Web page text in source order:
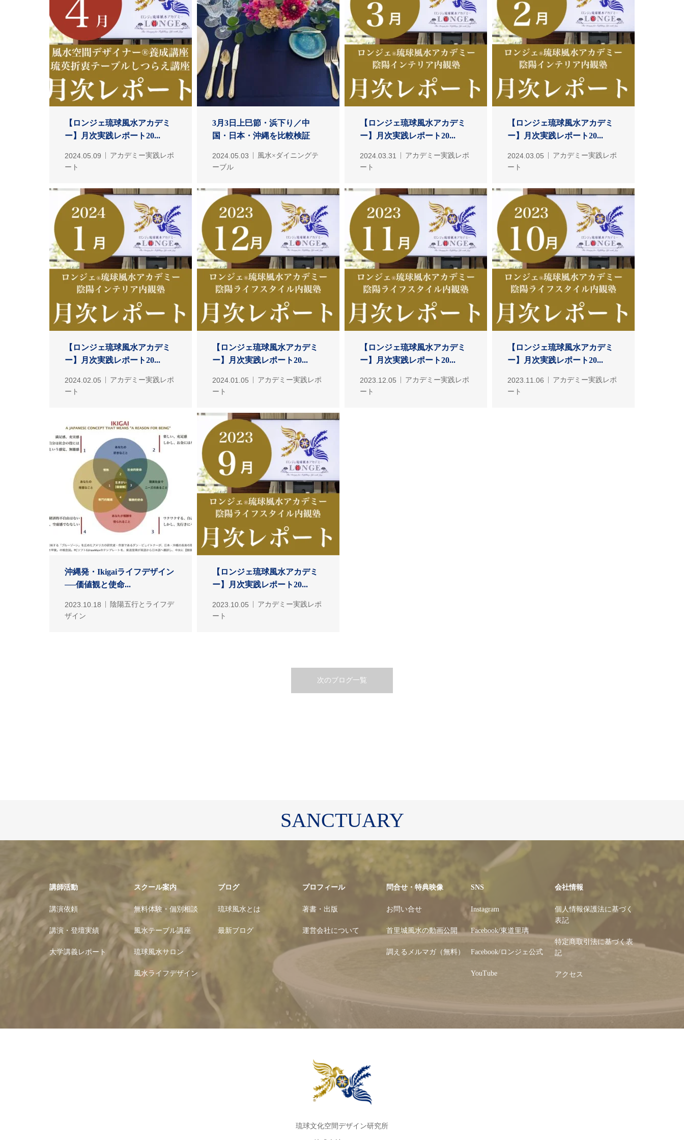
【ロンジェ琉球風水アカデミ
ー】月次実践レポート20...
2024.05.09
アカデミー実践レポ
ート
3月3日上巳節・浜下り／中
国・日本・沖縄を比較検証
2024.05.03
風水×ダイニングテ
ーブル
【ロンジェ琉球風水アカデミ
ー】月次実践レポート20...
2024.03.31
アカデミー実践レポ
ート
【ロンジェ琉球風水アカデミ
ー】月次実践レポート20...
2024.03.05
アカデミー実践レポ
ート
【ロンジェ琉球風水アカデミ
ー】月次実践レポート20...
2024.02.05
アカデミー実践レポ
ート
【ロンジェ琉球風水アカデミ
ー】月次実践レポート20...
2024.01.05
アカデミー実践レポ
ート
【ロンジェ琉球風水アカデミ
ー】月次実践レポート20...
2023.12.05
アカデミー実践レポ
ート
【ロンジェ琉球風水アカデミ
ー】月次実践レポート20...
2023.11.06
アカデミー実践レポ
ート
沖縄発・Ikigaiライフデザイン
──価値観と使命...
2023.10.18
陰陽五行とライフデ
ザイン
【ロンジェ琉球風水アカデミ
ー】月次実践レポート20...
2023.10.05
アカデミー実践レポ
ート
次のブログ一覧
SANCTUARY
講師活動
講演依頼
講演・登壇実績
大学講義レポート
スクール案内
無料体験・個別相談
風水テーブル講座
琉球風水サロン
風水ライフデザイン
ブログ
琉球風水とは
最新ブログ
プロフィール
著書・出版
運営会社について
問合せ・特典映像
お問い合せ
首里城風水の動画公開
調えるメルマガ（無料）
SNS
Instagram
Facebook/東道里璃
Facebook/ロンジェ公式
YouTube
会社情報
個人情報保護法に基づく
表記
特定商取引法に基づく表
記
アクセス
琉球文化空間デザイン研究所